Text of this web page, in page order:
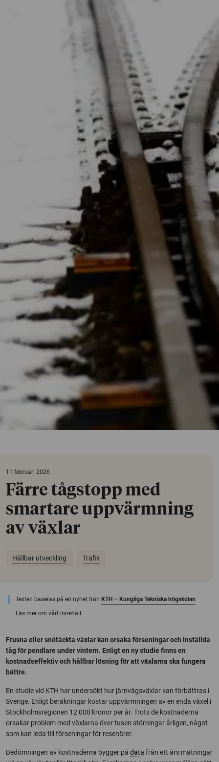
11 februari 2026
Färre tågstopp med
smartare uppvärmning
av växlar
Hållbar utveckling Trafik
Texten baseras på en nyhet från KTH – Kungliga Tekniska högskolan
Läs mer om vårt innehåll.
Frusna eller snötäckta växlar kan orsaka förseningar och inställda
tåg för pendlare under vintern. Enligt en ny studie finns en
kostnadseffektiv och hållbar lösning för att växlarna ska fungera
bättre.
En studie vid KTH har undersökt hur järnvägsväxlar kan förbättras i
Sverige. Enligt beräkningar kostar uppvärmningen av en enda växel i
Stockholmsregionen 12 000 kronor per år. Trots de kostnaderna
orsakar problem med växlarna över tusen störningar årligen, något
som kan leda till förseningar för resenärer.
Bedömningen av kostnaderna bygger på data från ett års mätningar